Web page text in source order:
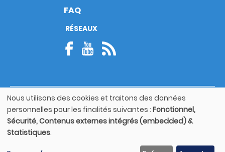
FAQ
RÉSEAUX
© Copyright 2026
Footer
bottom
Mentions légales
Utilisation
des
données
personnelles
et
Nous utilisons des cookies et traitons des données
personnelles pour les finalités suivantes : Fonctionnel,
Sécurité, Contenus externes intégrés (embedded) &
Statistiques.